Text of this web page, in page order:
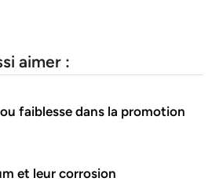
aimer :
faiblesse dans la promotion
et leur corrosion